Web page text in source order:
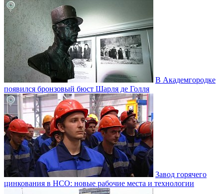
В Академгородке
появился бронзовый бюст Шарля де Голля
Завод горячего
цинкования в НСО: новые рабочие места и технологии